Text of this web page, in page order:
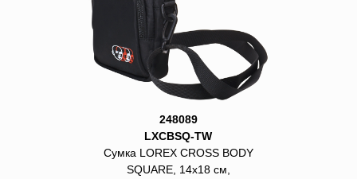
248089
LXCBSQ-TW
Сумка LOREX CROSS BODY
SQUARE, 14х18 см,